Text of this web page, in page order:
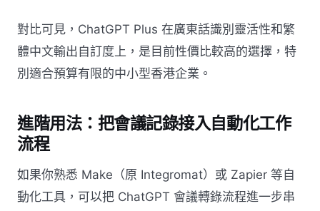
對比可見，ChatGPT Plus 在廣東話識別靈活性和繁
體中文輸出自訂度上，是目前性價比較高的選擇，特
別適合預算有限的中小型香港企業。
進階用法：把會議記錄接入自動化工作
流程
如果你熟悉 Make（原 Integromat）或 Zapier 等自
動化工具，可以把 ChatGPT 會議轉錄流程進一步串